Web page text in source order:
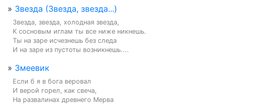
» Звезда (Звезда, звезда...)
Звезда, звезда, холодная звезда,
К сосновым иглам ты все ниже никнешь.
Ты на заре исчезнешь без следа
И на заре из пустоты возникнешь....
» Змеевик
Если б я в бога веровал
И верой горел, как свеча,
На развалинах древнего Мерва